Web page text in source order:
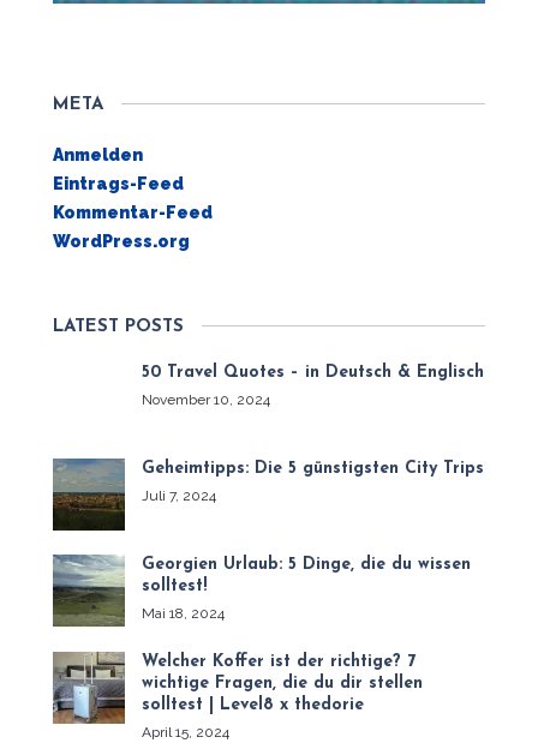
META
Anmelden
Eintrags-Feed
Kommentar-Feed
WordPress.org
LATEST POSTS
50 Travel Quotes – in Deutsch & Englisch
November 10, 2024
Geheimtipps: Die 5 günstigsten City Trips
Juli 7, 2024
Georgien Urlaub: 5 Dinge, die du wissen
solltest!
Mai 18, 2024
Welcher Koffer ist der richtige? 7
wichtige Fragen, die du dir stellen
solltest | Level8 x thedorie
April 15, 2024